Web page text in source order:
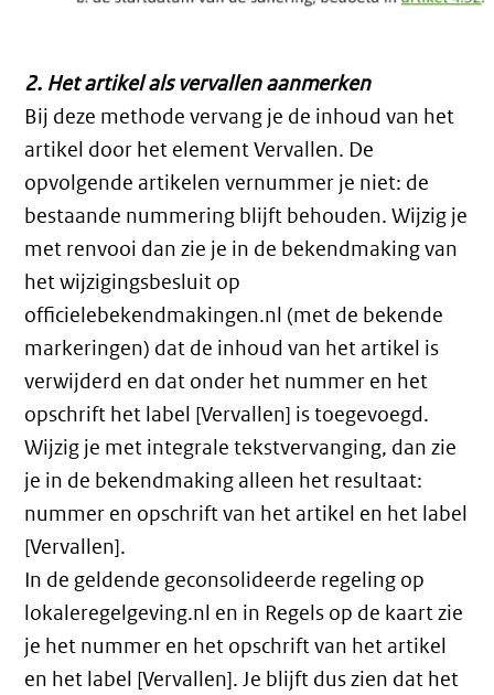
2. Het artikel als vervallen aanmerken
Bij deze methode vervang je de inhoud van het
artikel door het element Vervallen. De
opvolgende artikelen vernummer je niet: de
bestaande nummering blijft behouden. Wijzig je
met renvooi dan zie je in de bekendmaking van
het wijzigingsbesluit op
officielebekendmakingen.nl (met de bekende
markeringen) dat de inhoud van het artikel is
verwijderd en dat onder het nummer en het
opschrift het label [Vervallen] is toegevoegd.
Wijzig je met integrale tekstvervanging, dan zie
je in de bekendmaking alleen het resultaat:
nummer en opschrift van het artikel en het label
[Vervallen].
In de geldende geconsolideerde regeling op
lokaleregelgeving.nl en in Regels op de kaart zie
je het nummer en het opschrift van het artikel
en het label [Vervallen]. Je blijft dus zien dat het